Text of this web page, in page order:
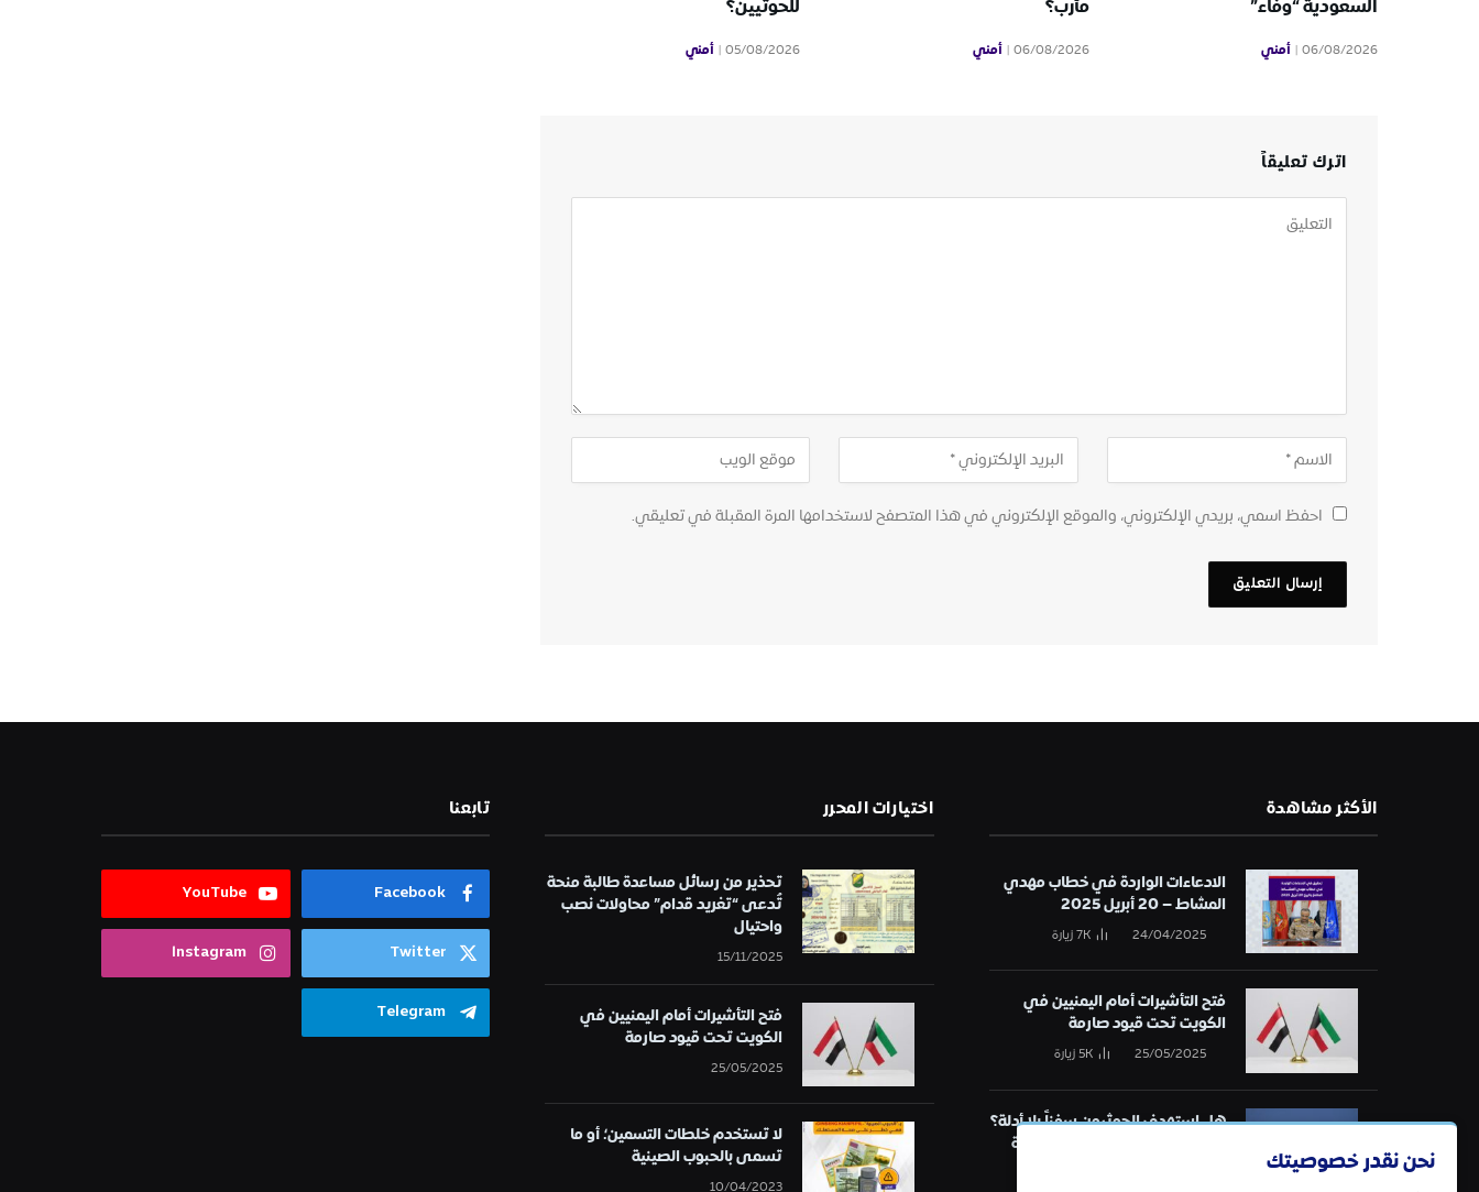
السعودية “وفاء”
06/08/2026 أمني
مأرب؟
06/08/2026 أمني
للحوثيين؟
05/08/2026 أمني
اترك تعليقاً
احفظ اسمي، بريدي الإلكتروني، والموقع الإلكتروني في هذا المتصفح لاستخدامها المرة المقبلة في تعليقي.
الأكثر مشاهدة
الادعاءات الواردة في خطاب مهدي
المشاط – 20 أبريل 2025
24/04/2025
7Kزيارة
فتح التأشيرات أمام اليمنيين في
الكويت تحت قيود صارمة
25/05/2025
5Kزيارة
هل استهدف الحوثيون سفناً بلا أدلة؟
تحقيق في قائمة الهجمات البحرية
اختيارات المحرر
تحذير من رسائل مساعدة طالبة منحة
تُدعى “تغريد قدام” محاولات نصب
واحتيال
15/11/2025
فتح التأشيرات أمام اليمنيين في
الكويت تحت قيود صارمة
25/05/2025
لا تستخدم خلطات التسمين؛ أو ما
تسمى بالحبوب الصينية
10/04/2023
تابعنا
Facebook
YouTube
Twitter
Instagram
Telegram
نحن نقدر خصوصيتك